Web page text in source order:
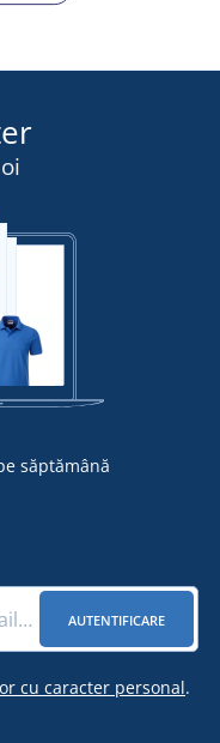
săptămână
AUTENTIFICARE
cu caracter personal.